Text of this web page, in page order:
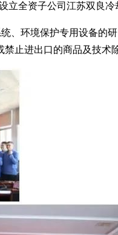
资子公司江苏双良冷
境保护专用设备的研
止进出口的商品及技术